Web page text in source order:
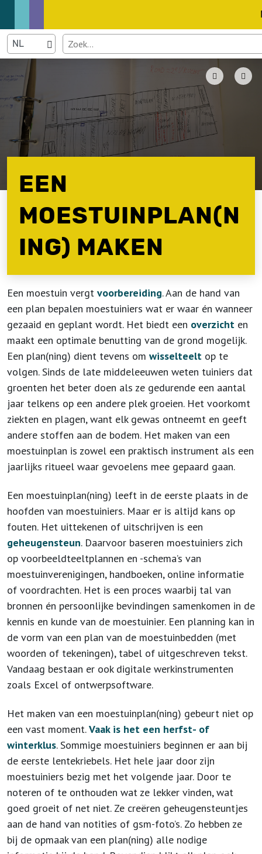
EEN
MOESTUINPLAN(N
ING) MAKEN
Een moestuin vergt voorbereiding. Aan de hand van
een plan bepalen moestuiniers wat er waar én wanneer
gezaaid en geplant wordt. Het biedt een overzicht en
maakt een optimale benutting van de grond mogelijk.
Een plan(ning) dient tevens om wisselteelt op te
volgen. Sinds de late middeleeuwen weten tuiniers dat
groenten het beter doen als ze gedurende een aantal
jaar telkens op een andere plek groeien. Het voorkomt
ziekten en plagen, want elk gewas ontneemt en geeft
andere stoffen aan de bodem. Het maken van een
moestuinplan is zowel een praktisch instrument als een
jaarlijks ritueel waar gevoelens mee gepaard gaan.
Een moestuinplan(ning) leeft in de eerste plaats in de
hoofden van moestuiniers. Maar er is altijd kans op
fouten. Het uittekenen of uitschrijven is een
geheugensteun. Daarvoor baseren moestuiniers zich
op voorbeeldteeltplannen en -schema’s van
moestuinverenigingen, handboeken, online informatie
of voordrachten. Het is een proces waarbij tal van
bronnen én persoonlijke bevindingen samenkomen in de
kennis en kunde van de moestuinier. Een planning kan in
de vorm van een plan van de moestuinbedden (met
woorden of tekeningen), tabel of uitgeschreven tekst.
Vandaag bestaan er ook digitale werkinstrumenten
zoals Excel of ontwerpsoftware.
Het maken van een moestuinplan(ning) gebeurt niet op
een vast moment.Vaak is het een herfst- of
winterklus. Sommige moestuiniers beginnen er aan bij
de eerste lentekriebels. Het hele jaar door zijn
moestuiniers bezig met het volgende jaar. Door te
noteren of te onthouden wat ze lekker vinden, wat
goed groeit of net niet. Ze creëren geheugensteuntjes
aan de hand van notities of gsm-foto’s. Zo hebben ze
bij de opmaak van een plan(ning) alle nodige